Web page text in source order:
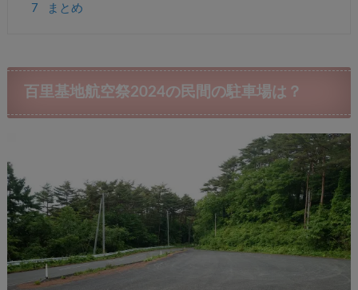
7 まとめ
百里基地航空祭2024の民間の駐車場は？